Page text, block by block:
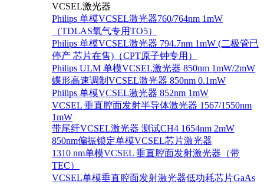
VCSEL激光器
Philips 单模VCSEL激光器760/764nm 1mW
（TDLAS氧气专用TO5）
Philips 单模VCSEL激光器 794.7nm 1mW (二极管已
停产 芯片在售)（CPT原子钟专用）
Philips ULM 单模VCSEL激光器 850nm 1mW/2mW
蝶形高速调制VCSEL激光器 850nm 0.1mW
Philips 单模VCSEL激光器 852nm 1mW
VCSEL 垂直腔面发射半导体激光器 1567/1550nm
1mW
带尾纤VCSEL激光器 测试CH4 1654nm 2mW
850nm偏振锁定单模VCSEL芯片激光器
1310 nm单模VCSEL 垂直腔面发射激光器（带
TEC）
VCSEL单模垂直腔面发射激光器低功耗芯片GaAs